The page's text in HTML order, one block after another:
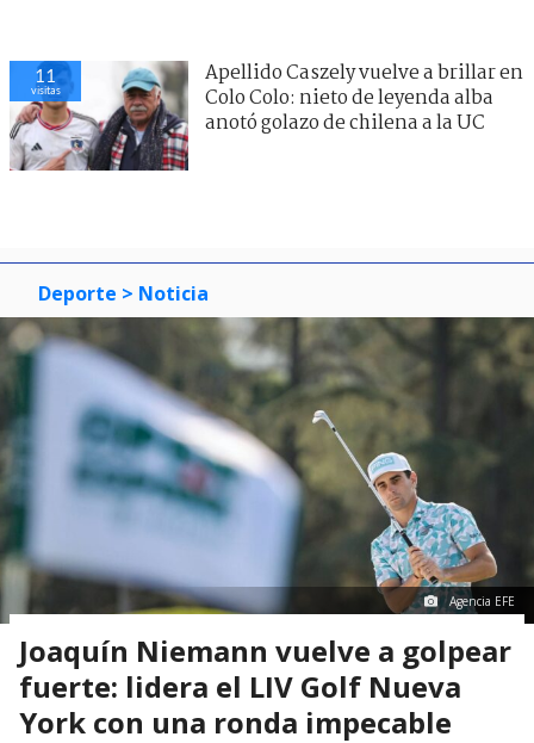
11
visitas
Apellido Caszely vuelve a brillar en
Colo Colo: nieto de leyenda alba
anotó golazo de chilena a la UC
Deporte > Noticia
Agencia EFE
Joaquín Niemann vuelve a golpear
fuerte: lidera el LIV Golf Nueva
York con una ronda impecable